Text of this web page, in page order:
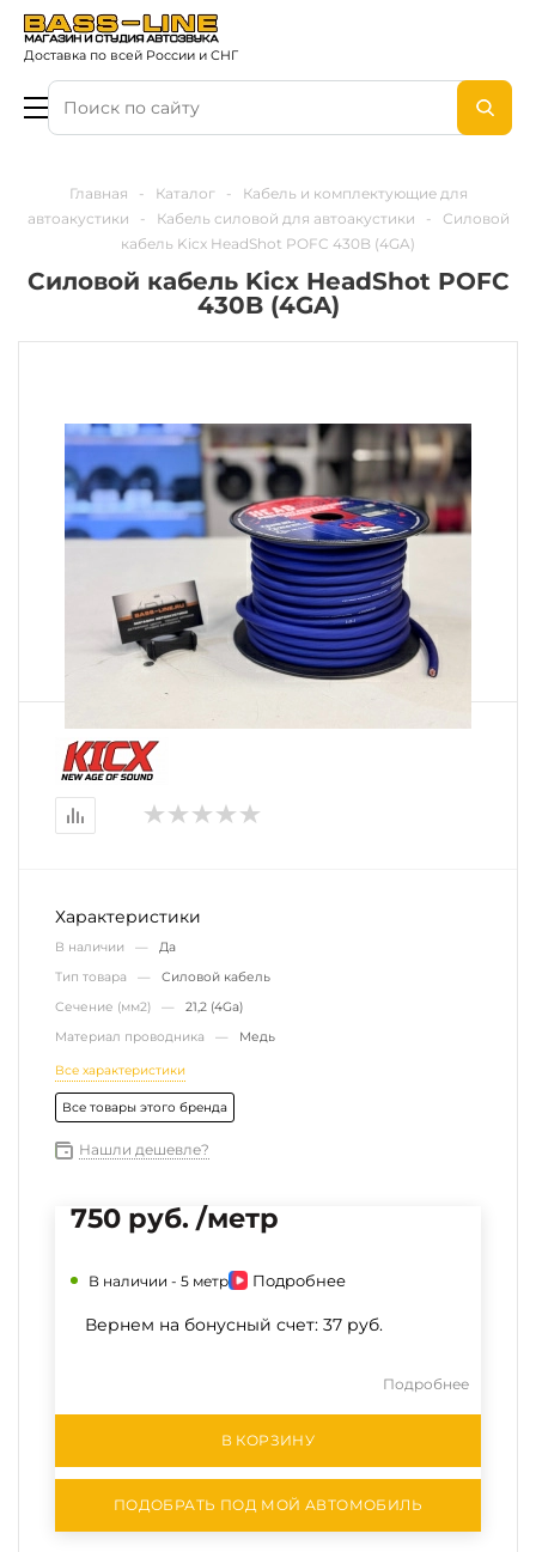
Доставка по всей России и СНГ
Главная - Каталог -
Кабель и комплектующие для
автоакустики
- Кабель силовой для автоакустики -
Силовой
кабель Kicx HeadShot POFC 430B (4GA)
Силовой кабель Kicx HeadShot POFC
430B (4GA)
Характеристики
В наличии — Да
Тип товара — Силовой кабель
Сечение (мм2) — 21,2 (4Ga)
Материал проводника — Медь
Все характеристики
Все товары этого бренда
Нашли дешевле?
750 руб. /метр
В наличии - 5 метр Подробнее
Вернем на бонусный счет: 37 руб.
Подробнее
В КОРЗИНУ
ПОДОБРАТЬ ПОД МОЙ АВТОМОБИЛЬ